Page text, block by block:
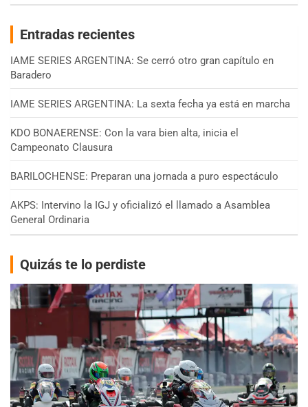
Entradas recientes
IAME SERIES ARGENTINA: Se cerró otro gran capítulo en
Baradero
IAME SERIES ARGENTINA: La sexta fecha ya está en marcha
KDO BONAERENSE: Con la vara bien alta, inicia el
Campeonato Clausura
BARILOCHENSE: Preparan una jornada a puro espectáculo
AKPS: Intervino la IGJ y oficializó el llamado a Asamblea
General Ordinaria
Quizás te lo perdiste